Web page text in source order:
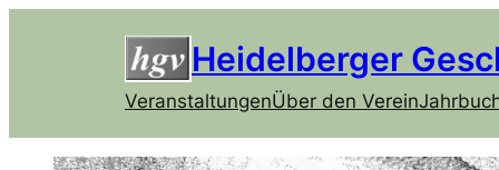
Heidelberger
VeranstaltungenÜber den Verein